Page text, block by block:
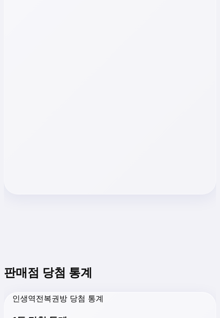
판매점 당첨 통계
인생역전복권방 당첨 통계